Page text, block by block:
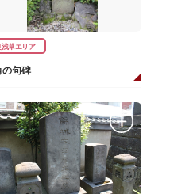
浅草エリア
の句碑